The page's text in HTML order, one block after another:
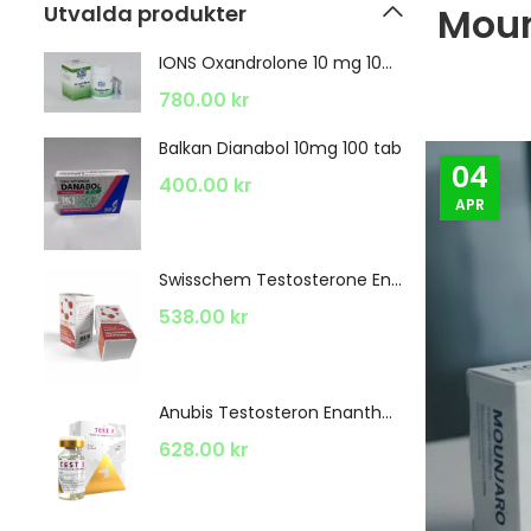
04
APR
Utvalda produkter
IONS Oxandrolone 10 mg 100 Tabletten
780.00 kr
Balkan Dianabol 10mg 100 tab
400.00 kr
Swisschem Testosterone Enanthate 300mg 1 x 10ml
538.00 kr
Anubis Testosteron Enanthat 250 Mg 1 x 10ml
628.00 kr